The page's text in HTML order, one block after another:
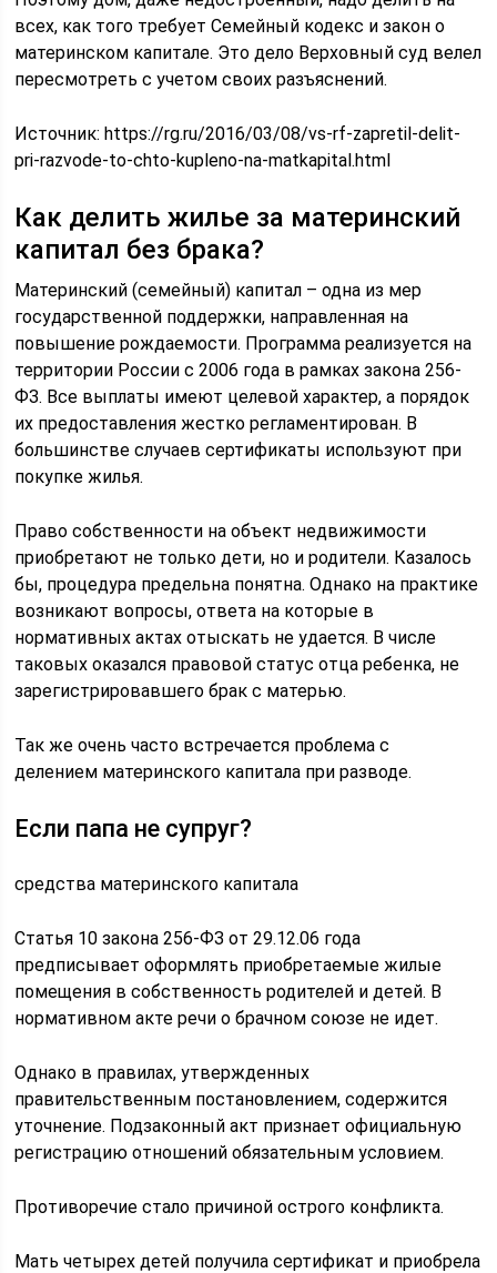
всех, как того требует Семейный кодекс и закон о
материнском капитале. Это дело Верховный суд велел
пересмотреть с учетом своих разъяснений.
Источник:https://rg.ru/2016/03/08/vs-rf-zapretil-delit-
pri-razvode-to-chto-kupleno-na-matkapital.html
Как делить жилье за материнский
капитал без брака?
Материнский (семейный) капитал – одна из мер
государственной поддержки, направленная на
повышение рождаемости. Программа реализуется на
территории России с 2006 года в рамках закона 256-
ФЗ. Все выплаты имеют целевой характер, а порядок
их предоставления жестко регламентирован. В
большинстве случаев сертификаты используют при
покупке жилья.
Право собственности на объект недвижимости
приобретают не только дети, но и родители. Казалось
бы, процедура предельна понятна. Однако на практике
возникают вопросы, ответа на которые в
нормативных актах отыскать не удается. В числе
таковых оказался правовой статус отца ребенка, не
зарегистрировавшего брак с матерью.
Так же очень часто встречается проблема с
делением материнского капитала при разводе.
Если папа не супруг?
средства материнского капитала
Статья 10 закона 256-ФЗ от 29.12.06 года
предписывает оформлять приобретаемые жилые
помещения в собственность родителей и детей. В
нормативном акте речи о брачном союзе не идет.
Однако в правилах, утвержденных
правительственным постановлением, содержится
уточнение. Подзаконный акт признает официальную
регистрацию отношений обязательным условием.
Противоречие стало причиной острого конфликта.
Мать четырех детей получила сертификат и приобрела